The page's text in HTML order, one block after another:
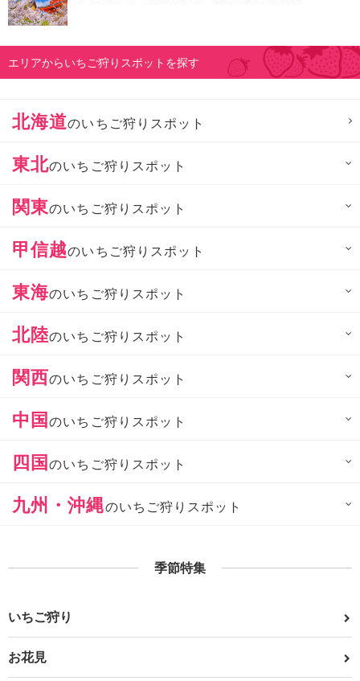
エリアからいちご狩りスポットを探す
北海道のいちご狩りスポット
東北のいちご狩りスポット
関東のいちご狩りスポット
甲信越のいちご狩りスポット
東海のいちご狩りスポット
北陸のいちご狩りスポット
関西のいちご狩りスポット
中国のいちご狩りスポット
四国のいちご狩りスポット
九州・沖縄のいちご狩りスポット
季節特集
いちご狩り
お花見